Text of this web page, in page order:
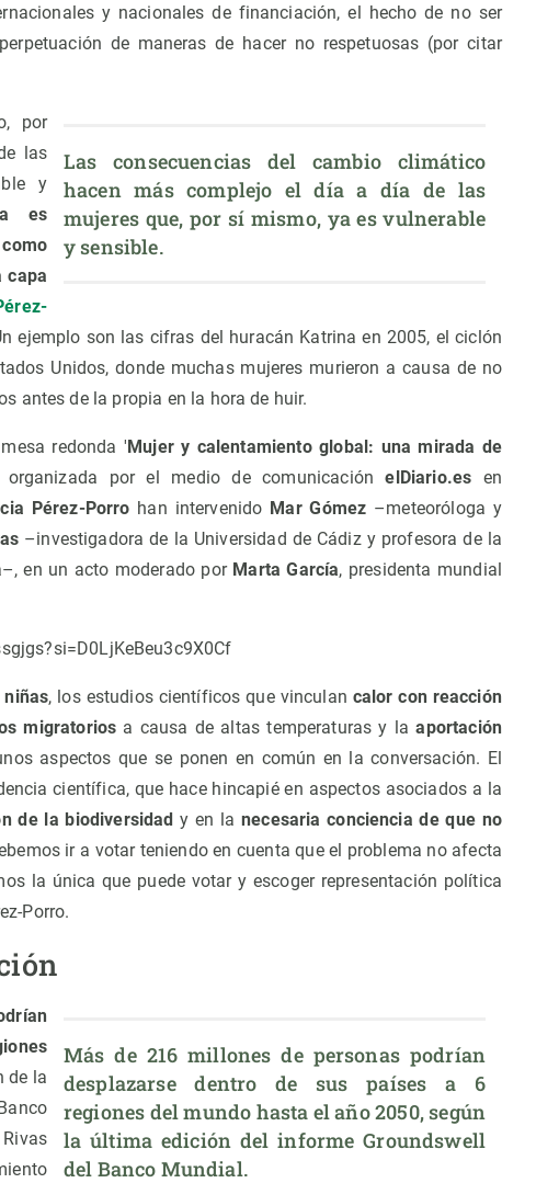
y nacionales de financiación, el hecho de no ser
de maneras de hacer no respetuosas (por citar
Las consecuencias del cambio climático
hacen más complejo el día a día de las
mujeres que, por sí mismo, ya es vulnerable
y sensible.
por
las
y
es
capa
ejemplo son las cifras del huracán Katrina en 2005, el ciclón
Unidos, donde muchas mujeres murieron a causa de no
antes de la propia en la hora de huir.
redonda 'Mujer y calentamiento global: una mirada de
organizada por el medio de comunicaciónelDiario.es en
Pérez-Porro han intervenido Mar Gómez –meteoróloga y
–investigadora de la Universidad de Cádiz y profesora de la
en un acto moderado por Marta García, presidenta mundial
niñas, los estudios científicos que vinculan calor con reacción
migratorios a causa de altas temperaturas y laaportación
aspectos que se ponen en común en la conversación. El
científica, que hace hincapié en aspectos asociados a la
de la biodiversidad y en lanecesaria conciencia de que no
ir a votar teniendo en cuenta que el problema no afecta
la única que puede votar y escoger representación política
Porro.
Más de 216 millones de personas podrían
desplazarse dentro de sus países a 6
regiones del mundo hasta el año 2050, según
la última edición del informe Groundswell
del Banco Mundial.
de la